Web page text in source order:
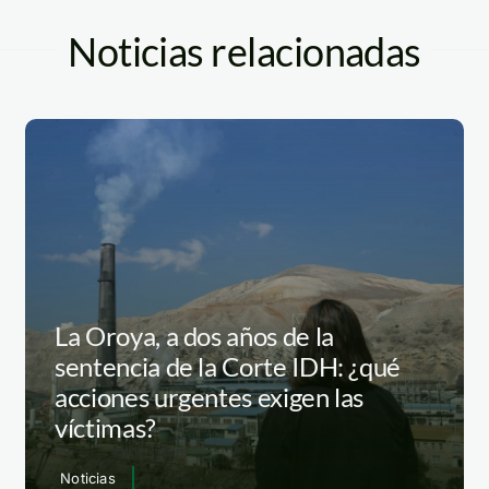
Noticias relacionadas
La Oroya, a dos años de la
sentencia de la Corte IDH: ¿qué
acciones urgentes exigen las
víctimas?
Noticias